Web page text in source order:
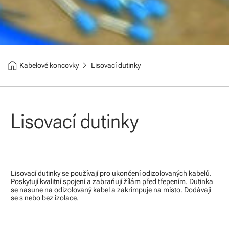
home Kabelové koncovkychevron_right Lisovací dutinky
Lisovací dutinky
Lisovací dutinky se používají pro ukončení odizolovaných kabelů.
Poskytují kvalitní spojení a zabraňují žílám před třepením. Dutinka
se nasune na odizolovaný kabel a zakrimpuje na místo. Dodávají
se s nebo bez izolace.